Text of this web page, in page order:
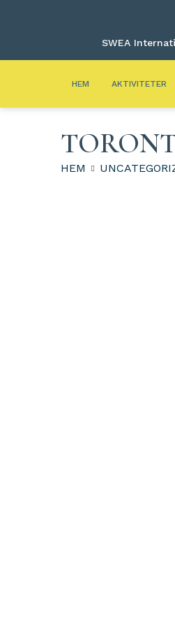
SWEA
HEM AKTIVITETER
HEM